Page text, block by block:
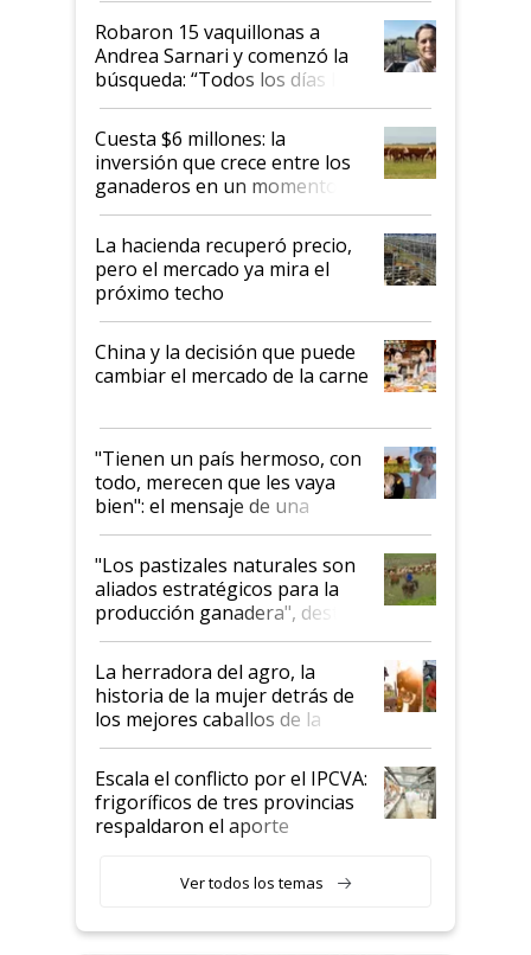
Robaron 15 vaquillonas a
Andrea Sarnari y comenzó la
búsqueda: “Todos los días le
toca a algún productor”
Cuesta $6 millones: la
inversión que crece entre los
ganaderos en un momento
histórico para la actividad
La hacienda recuperó precio,
pero el mercado ya mira el
próximo techo
China y la decisión que puede
cambiar el mercado de la carne
"Tienen un país hermoso, con
todo, merecen que les vaya
bien": el mensaje de una
ganadera uruguaya sobre las
oportunidades que se abren
para el agro en Argentina, con
foco en la carne
"Los pastizales naturales son
aliados estratégicos para la
producción ganadera", destaca
la iniciativa que ya reúne a 46
establecimientos en Argentina
La herradora del agro, la
historia de la mujer detrás de
los mejores caballos de la
Argentina y los mitos que
todavía hacen sufrir a estos
animales: "Mientras me
descalificaban, yo seguí
haciendo currículum"
Escala el conflicto por el IPCVA:
frigoríficos de tres provincias
respaldaron el aporte
Ver todos los temas